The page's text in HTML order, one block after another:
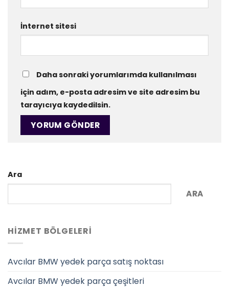
İnternet sitesi
Daha sonraki yorumlarımda kullanılması
için adım, e-posta adresim ve site adresim bu
tarayıcıya kaydedilsin.
Ara
ARA
HIZMET BÖLGELERI
Avcılar BMW yedek parça satış noktası
Avcılar BMW yedek parça çeşitleri